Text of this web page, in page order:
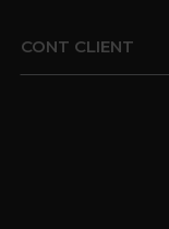
CONT CLIENT